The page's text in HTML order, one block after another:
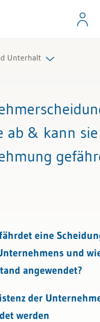
Unterhalt
ab & kann
eine
und
angewendet?
der
werden